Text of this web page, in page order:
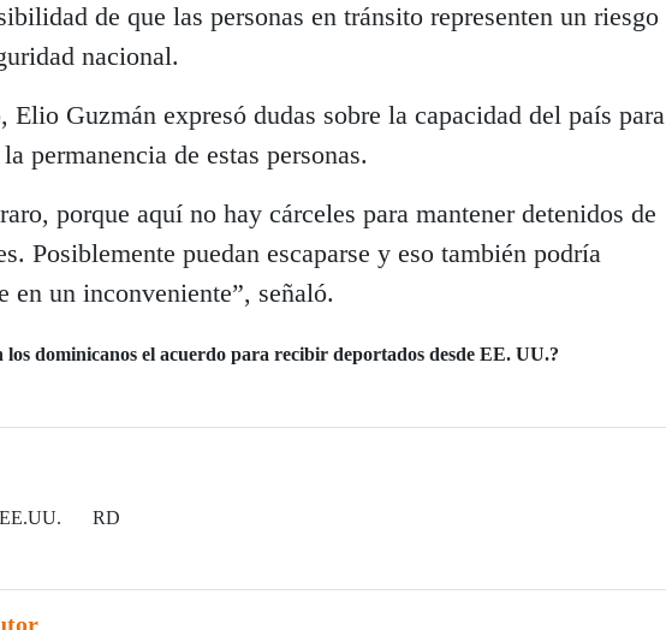
de que las personas en tránsito representen un riesgo
nacional.
Elio Guzmán expresó dudas sobre la capacidad del país para
permanencia de estas personas.
porque aquí no hay cárceles para mantener detenidos de
Posiblemente puedan escaparse y eso también podría
en un inconveniente”, señaló.
EE.UU. RD